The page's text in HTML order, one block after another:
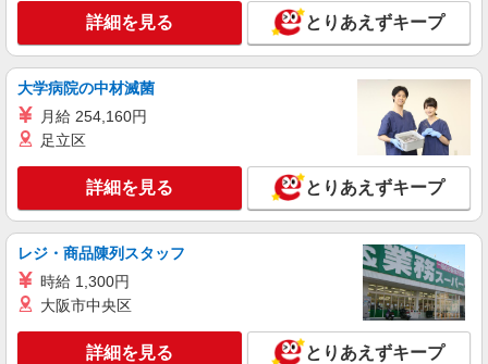
4-3-1
キープ 詳細を見る
アルバイト
ライフ川崎大島店（店舗コード624）
時給1,235円
ライフ川崎大島店 神奈川県川崎市川崎区大島
4-3-1
キープ 詳細を見る
ライフ川崎大島店（店舗コード624）
詳細を見る とりあえずキープ
大学病院の中材滅菌
月給 254,160円
足立区
詳細を見る とりあえずキープ
レジ・商品陳列スタッフ
時給 1,300円
大阪市中央区
詳細を見る とりあえずキープ